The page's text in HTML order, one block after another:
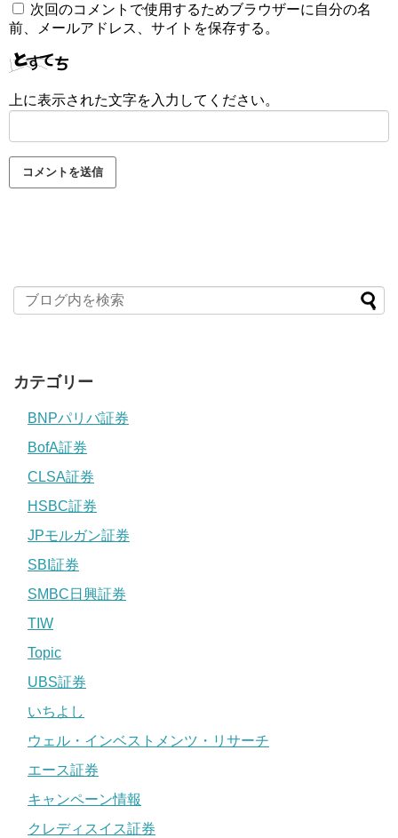
次回のコメントで使用するためブラウザーに自分の名
前、メールアドレス、サイトを保存する。
上に表示された文字を入力してください。
カテゴリー
BNPパリバ証券
BofA証券
CLSA証券
HSBC証券
JPモルガン証券
SBI証券
SMBC日興証券
TIW
Topic
UBS証券
いちよし
ウェル・インベストメンツ・リサーチ
エース証券
キャンペーン情報
クレディスイス証券